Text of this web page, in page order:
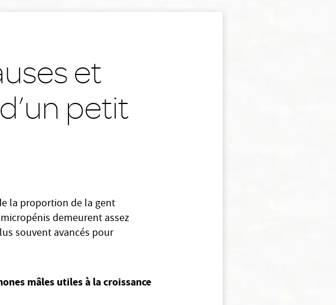
et
petit
la proportion de la gent
demeurent assez
souvent avancés pour
mâles utiles à la croissance